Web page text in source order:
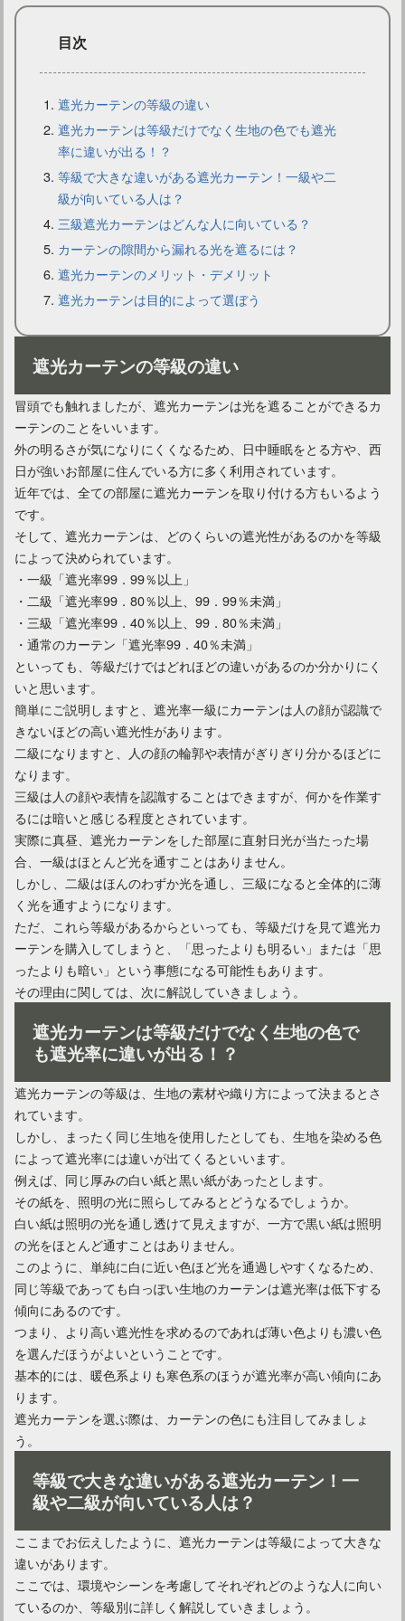
ブルックリン風のインテリアに合わせたカーテン選びとは？
カーテンのサイズは重要！長さが足りないときの対処方法は？
素敵なカーテンが沢山！おすすめメーカーの特色をご紹介！
間仕切りカーテンで部屋をオシャレに！おすすめカーテン6選
カーテンレールの種類！シングルとダブルどちらがおすすめ？
カーテンが風でめくれてしまう！カーテンのめくれ防止方法
目次
遮光カーテンの等級の違い
遮光カーテンは等級だけでなく生地の色でも遮光
率に違いが出る！？
等級で大きな違いがある遮光カーテン！一級や二
級が向いている人は？
三級遮光カーテンはどんな人に向いている？
カーテンの隙間から漏れる光を遮るには？
遮光カーテンのメリット・デメリット
遮光カーテンは目的によって選ぼう
遮光カーテンの等級の違い
冒頭でも触れましたが、遮光カーテンは光を遮ることができるカ
ーテンのことをいいます。
外の明るさが気になりにくくなるため、日中睡眠をとる方や、西
日が強いお部屋に住んでいる方に多く利用されています。
近年では、全ての部屋に遮光カーテンを取り付ける方もいるよう
です。
そして、遮光カーテンは、どのくらいの遮光性があるのかを等級
によって決められています。
・一級「遮光率99．99％以上」
・二級「遮光率99．80％以上、99．99％未満」
・三級「遮光率99．40％以上、99．80％未満」
・通常のカーテン「遮光率99．40％未満」
といっても、等級だけではどれほどの違いがあるのか分かりにく
いと思います。
簡単にご説明しますと、遮光率一級にカーテンは人の顔が認識で
きないほどの高い遮光性があります。
二級になりますと、人の顔の輪郭や表情がぎりぎり分かるほどに
なります。
三級は人の顔や表情を認識することはできますが、何かを作業す
るには暗いと感じる程度とされています。
実際に真昼、遮光カーテンをした部屋に直射日光が当たった場
合、一級はほとんど光を通すことはありません。
しかし、二級はほんのわずか光を通し、三級になると全体的に薄
く光を通すようになります。
ただ、これら等級があるからといっても、等級だけを見て遮光カ
ーテンを購入してしまうと、「思ったよりも明るい」または「思
ったよりも暗い」という事態になる可能性もあります。
その理由に関しては、次に解説していきましょう。
遮光カーテンは等級だけでなく生地の色で
も遮光率に違いが出る！？
遮光カーテンの等級は、生地の素材や織り方によって決まるとさ
れています。
しかし、まったく同じ生地を使用したとしても、生地を染める色
によって遮光率には違いが出てくるといいます。
例えば、同じ厚みの白い紙と黒い紙があったとします。
その紙を、照明の光に照らしてみるとどうなるでしょうか。
白い紙は照明の光を通し透けて見えますが、一方で黒い紙は照明
の光をほとんど通すことはありません。
このように、単純に白に近い色ほど光を通過しやすくなるため、
同じ等級であっても白っぽい生地のカーテンは遮光率は低下する
傾向にあるのです。
つまり、より高い遮光性を求めるのであれば薄い色よりも濃い色
を選んだほうがよいということです。
基本的には、暖色系よりも寒色系のほうが遮光率が高い傾向にあ
ります。
遮光カーテンを選ぶ際は、カーテンの色にも注目してみましょ
う。
等級で大きな違いがある遮光カーテン！一
級や二級が向いている人は？
ここまでお伝えしたように、遮光カーテンは等級によって大きな
違いがあります。
ここでは、環境やシーンを考慮してそれぞれどのような人に向い
ているのか、等級別に詳しく解説していきましょう。